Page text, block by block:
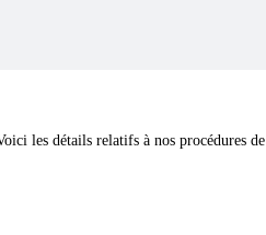
les détails relatifs à nos procédures de